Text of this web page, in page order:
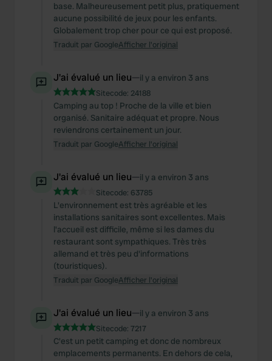
base. Malheureusement petit plus, pratiquement
aucune possibilité de jeux pour les enfants.
Globalement trop cher pour ce qui est proposé.
Traduit par GoogleAfficher l'original
J'ai évalué un lieu—il y a environ 3 ans
Sitecode: 24188
Camping au top ! Proche de la ville et bien
organisé. Sanitaire adéquat et propre. Nous
reviendrons certainement un jour.
Traduit par GoogleAfficher l'original
J'ai évalué un lieu—il y a environ 3 ans
Sitecode: 63785
L'environnement est très agréable et les
installations sanitaires sont excellentes. Mais
l'accueil est difficile, même si les dames du
restaurant sont sympathiques. Très très
allemand et très peu d'informations
(touristiques).
Traduit par GoogleAfficher l'original
J'ai évalué un lieu—il y a environ 3 ans
Sitecode: 7217
C'est un petit camping et donc de nombreux
emplacements permanents. En dehors de cela,